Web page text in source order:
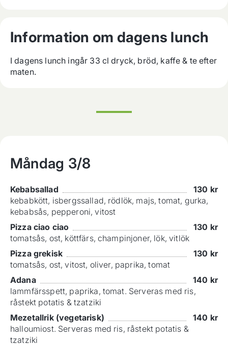
Information om dagens lunch
I dagens lunch ingår 33 cl dryck, bröd, kaffe & te efter
maten.
Måndag 3/8
Kebabsallad 130 kr
kebabkött, isbergssallad, rödlök, majs, tomat, gurka,
kebabsås, pepperoni, vitost
Pizza ciao ciao
130 kr
tomatsås, ost, köttfärs, champinjoner, lök, vitlök
Pizza grekisk
130 kr
tomatsås, ost, vitost, oliver, paprika, tomat
Adana
140 kr
lammfärsspett, paprika, tomat. Serveras med ris,
råstekt potatis & tzatziki
Mezetallrik (vegetarisk)
140 kr
halloumiost. Serveras med ris, råstekt potatis &
tzatziki